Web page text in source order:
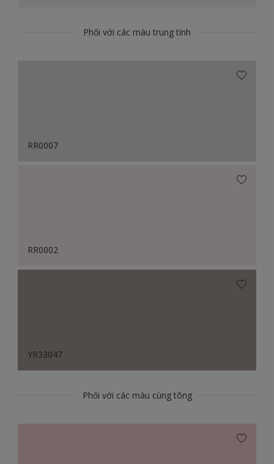
Phối với các màu trung tính
RR0007
RR0002
YR33047
Phối với các màu cùng tông